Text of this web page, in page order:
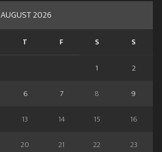
AUGUST 2026
T F S S
1
2
6 7 8
9
13 14 15
16
20 21 22
23